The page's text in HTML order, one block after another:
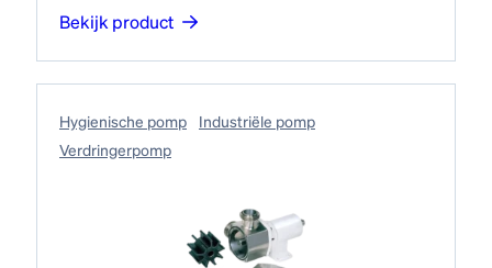
Bekijk product
Hygienische pomp
Industriële pomp
Verdringerpomp